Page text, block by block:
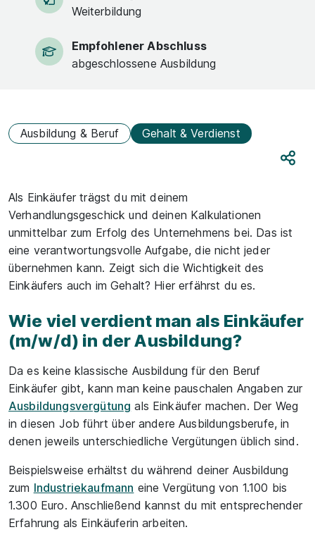
Weiterbildung
Empfohlener Abschluss
abgeschlossene Ausbildung
Ausbildung & Beruf Gehalt & Verdienst
Als Einkäufer trägst du mit deinem
Verhandlungsgeschick und deinen Kalkulationen
unmittelbar zum Erfolg des Unternehmens bei. Das ist
eine verantwortungsvolle Aufgabe, die nicht jeder
übernehmen kann. Zeigt sich die Wichtigkeit des
Einkäufers auch im Gehalt? Hier erfährst du es.
Wie viel verdient man als Einkäufer
(m/w/d) in der Ausbildung?
Da es keine klassische Ausbildung für den Beruf
Einkäufer gibt, kann man keine pauschalen Angaben zur
Ausbildungsvergütung als Einkäufer machen. Der Weg
in diesen Job führt über andere Ausbildungsberufe, in
denen jeweils unterschiedliche Vergütungen üblich sind.
Beispielsweise erhältst du während deiner Ausbildung
zum Industriekaufmann eine Vergütung von 1.100 bis
1.300 Euro. Anschließend kannst du mit entsprechender
Erfahrung als Einkäuferin arbeiten.